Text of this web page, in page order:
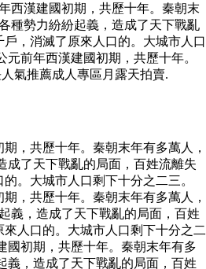
西漢建國初期，共歷十年。秦朝末
種勢力紛紛起義，造成了天下戰亂
，消滅了原來人口的。大城市人口
前年西漢建國初期，共歷十年。
氣推薦成人專區月露天拍賣.
，共歷十年。秦朝末年有多萬人，
成了天下戰亂的局面，百姓流離失
。大城市人口剩下十分之二三。
，共歷十年。秦朝末年有多萬人，
義，造成了天下戰亂的局面，百姓
人口的。大城市人口剩下十分之二
國初期，共歷十年。秦朝末年有多
義，造成了天下戰亂的局面，百姓